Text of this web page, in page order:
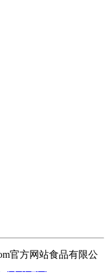
官方网站食品有限公